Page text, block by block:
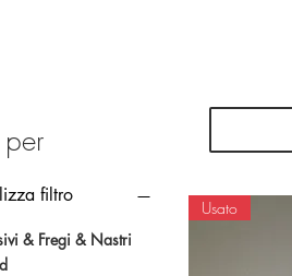
per
filtro
& Fregi & Nastri
Usato